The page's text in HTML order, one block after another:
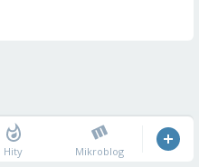
Hity Mikroblog